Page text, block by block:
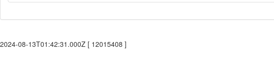
2024-08-13T01:42:31.000Z [ 12015408 ]